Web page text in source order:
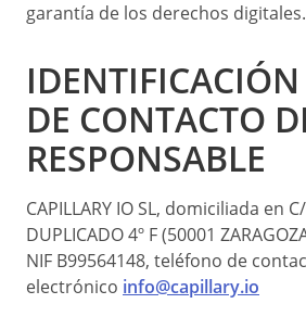
garantía de los derechos digitales.
DE CONTACTO
RESPONSABLE
CAPILLARY IO SL, domiciliada en C/
DUPLICADO 4º F (50001
NIF B99564148, teléfono de
electrónico info@capillary.io